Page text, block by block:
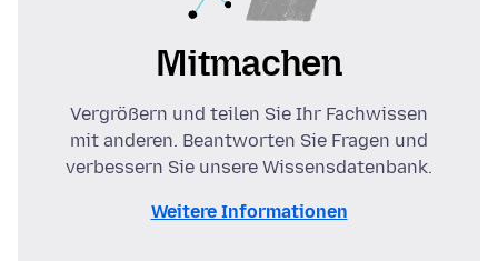
Mitmachen
Vergrößern und teilen Sie Ihr Fachwissen
mit anderen. Beantworten Sie Fragen und
verbessern Sie unsere Wissensdatenbank.
Weitere Informationen